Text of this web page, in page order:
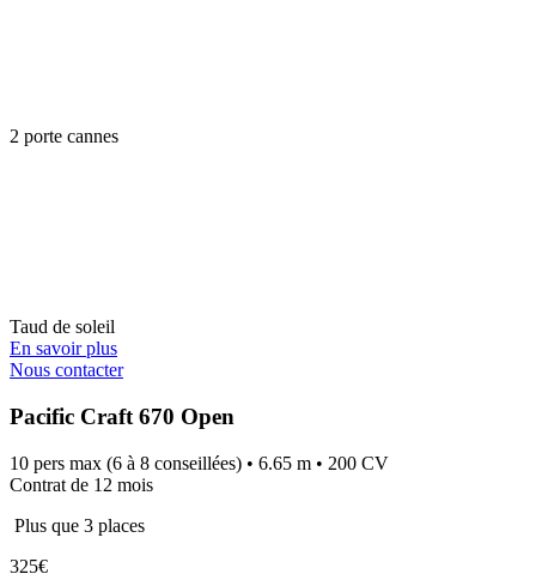
2 porte cannes
Taud de soleil
En savoir plus
Nous contacter
Pacific Craft 670 Open
10 pers max (6 à 8 conseillées) • 6.65 m • 200 CV
Contrat de 12 mois
Plus que 3 places
325€